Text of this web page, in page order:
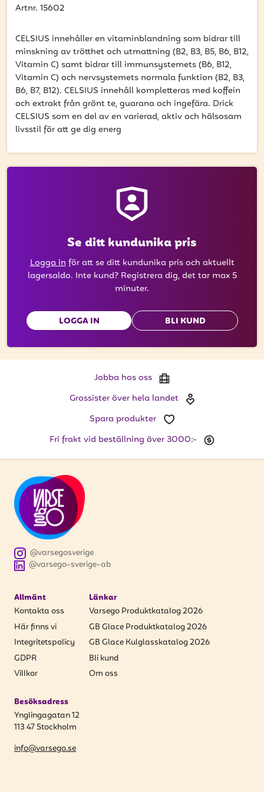
nyheter och erbjudanden.
E-postadress
PRENUMERERA
Artnr. 15602
CELSIUS innehåller en vitaminblandning som bidrar till
minskning av trötthet och utmattning (B2, B3, B5, B6, B12,
Vitamin C) samt bidrar till immunsystemets (B6, B12,
Vitamin C) och nervsystemets normala funktion (B2, B3,
B6, B7, B12). CELSIUS innehåll kompletteras med koffein
och extrakt från grönt te, guarana och ingefära. Drick
CELSIUS som en del av en varierad, aktiv och hälsosam
livsstil för att ge dig energ
Se ditt kundunika pris
Logga inför att se ditt kundunika pris och aktuellt
lagersaldo. Inte kund? Registrera dig, det tar max 5
minuter.
LOGGA IN BLI KUND
Jobba hos oss
Grossister över hela landet
Spara produkter
Fri frakt vid beställning över 3000:-
@varsego-sverige-ab
@varsegosverige
Allmänt
Kontakta oss
Här finns vi
Integritetspolicy
GDPR
Villkor
Länkar
Varsego Produktkatalog 2026
GB Glace Produktkatalog 2026
GB Glace Kulglasskatalog 2026
Bli kund
Om oss
Besöksadress
Ynglingagatan 12
113 47 Stockholm
info@varsego.se